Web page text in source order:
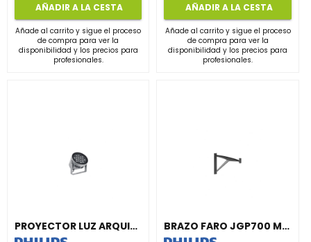
AÑADIR A LA CESTA
Añade al carrito y sigue el proceso
de compra para ver la
disponibilidad y los precios para
profesionales.
AÑADIR A LA CESTA
Añade al carrito y sigue el proceso
de compra para ver la
disponibilidad y los precios para
profesionales.
PROYECTOR LUZ ARQUITECTÓNICA BVP372 18LED 30K 220V 15° 50W HP BRAZO FARO JGP700 MBP 900 BK G1